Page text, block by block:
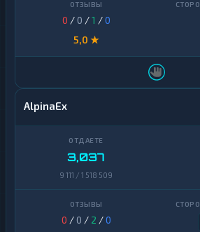
0 / 0 /1 /0
5,0 ★
AlpinaEx
3,037
9 111 / 1 518 509
0 / 0 / 2 /0